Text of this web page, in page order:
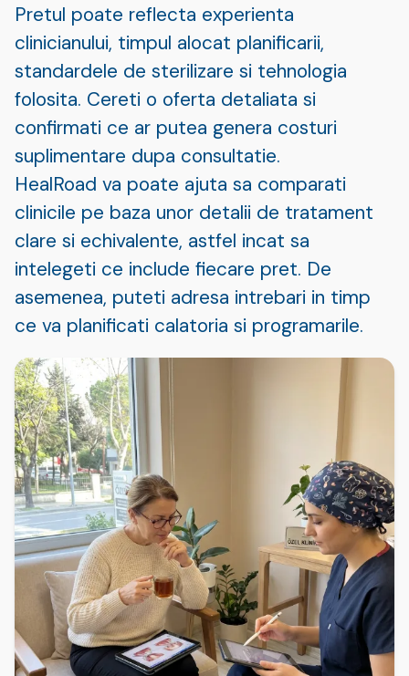
Pretul poate reflecta experienta
clinicianului, timpul alocat planificarii,
standardele de sterilizare si tehnologia
folosita. Cereti o oferta detaliata si
confirmati ce ar putea genera costuri
suplimentare dupa consultatie.
HealRoad va poate ajuta sa comparati
clinicile pe baza unor detalii de tratament
clare si echivalente, astfel incat sa
intelegeti ce include fiecare pret. De
asemenea, puteti adresa intrebari in timp
ce va planificati calatoria si programarile.